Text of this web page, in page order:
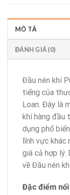
MÔ TẢ
ĐÁNH GIÁ (0)
Đầu nén khí
tiếng của
Loan. Đây là
khí hàng đầu
dụng phổ
lĩnh vực khác
giá cả hợp
về Đầu nén
Đặc điểm